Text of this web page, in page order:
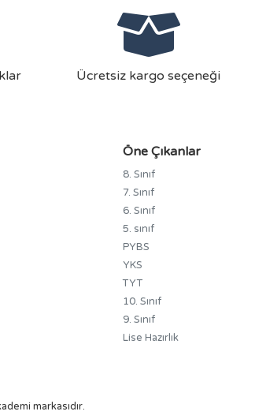
Ücretsiz kargo seçeneği
Öne Çıkanlar
8. Sınıf
7. Sınıf
6. Sınıf
5. sınıf
PYBS
YKS
TYT
10. Sınıf
9. Sınıf
Lise Hazırlık
markasıdır.